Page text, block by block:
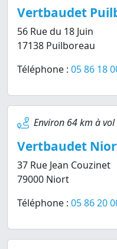
Vertbaudet
56 Rue du 18 Juin
17138 Puilboreau
Téléphone : 05 86 18
Environ 64 km à
Vertbaudet
37 Rue Jean Couzinet
79000 Niort
Téléphone : 05 86 20